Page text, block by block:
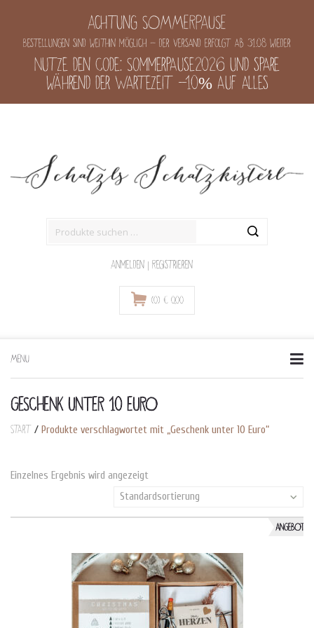
Achtung SOMMERPAUSE
Bestellungen sind weithin möglich - der Versand erfolgt ab 31.08 wieder
Nutze den Code: Sommerpause2026 und spare
während der Wartezeit -10% auf alles
Anmelden | Registrieren
(0) € 0,00
MENU
to
GESCHENK UNTER 10 EURO
Start / Produkte verschlagwortet mit „Geschenk unter 10 Euro“
Einzelnes Ergebnis wird angezeigt
Standardsortierung
ANGEBOT!